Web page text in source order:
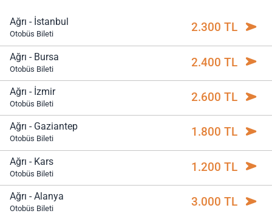
Ağrı - İstanbul
Otobüs Bileti 2.300 TL
Ağrı - Bursa
Otobüs Bileti 2.400 TL
Ağrı - İzmir
Otobüs Bileti 2.600 TL
Ağrı - Gaziantep
Otobüs Bileti 1.800 TL
Ağrı - Kars
Otobüs Bileti 1.200 TL
Ağrı - Alanya
Otobüs Bileti 3.000 TL